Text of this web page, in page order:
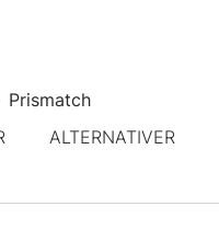
Prismatch
ALTERNATIVER